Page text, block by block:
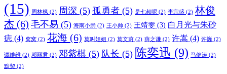
(15) 周林枫 (2) 周深 (5) 孤勇者 (5) 是七叔呢 (2) 李宗盛 (2) 林俊
杰 (6) 毛不易 (5) 海南小崇 (2) 王小帅 (2) 王靖雯 (3) 白月光与朱砂
痣 (4) 窝窝 (2) 花海 (6) 莫叫姐姐 (2) 莫文蔚 (2) 薛之谦 (2) 许嵩 (4) 许巍 (2)
谭维维 (2) 邓丽君 (2) 邓紫棋 (5) 队长 (5) 陈奕迅 (9) 马健涛 (2)
默契 (2)